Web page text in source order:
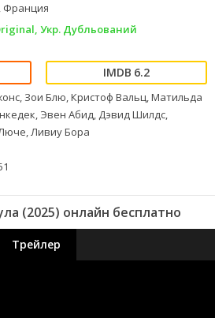
Франция
Укр. Дубльований
6.2
Зои Блю, Кристоф Вальц, Матильда
Эвен Абид, Дэвид Шилдс,
Ливиу Бора
(2025) онлайн бесплатно
Трейлер